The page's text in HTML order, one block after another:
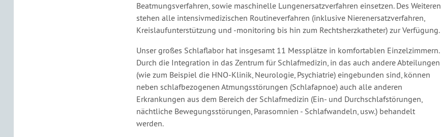
Beatmungsverfahren, sowie maschinelle Lungenersatzverfahren einsetzen. Des Weiteren
stehen alle intensivmedizischen Routineverfahren (inklusive Nierenersatzverfahren,
Kreislaufunterstützung und -monitoring bis hin zum Rechtsherzkatheter) zur Verfügung.
Unser großes Schlaflabor hat insgesamt 11 Messplätze in komfortablen Einzelzimmern.
Durch die Integration in das Zentrum für Schlafmedizin, in das auch andere Abteilungen
(wie zum Beispiel die HNO-Klinik, Neurologie, Psychiatrie) eingebunden sind, können
neben schlafbezogenen Atmungsstörungen (Schlafapnoe) auch alle anderen
Erkrankungen aus dem Bereich der Schlafmedizin (Ein- und Durchschlafstörungen,
nächtliche Bewegungsstörungen, Parasomnien - Schlafwandeln, usw.) behandelt
werden.